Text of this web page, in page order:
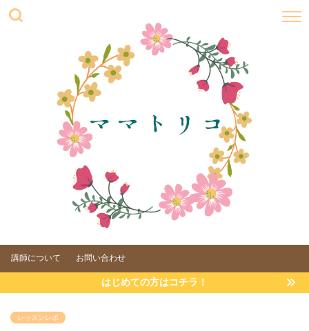
講師について お問い合わせ
はじめての方はコチラ！
レッスンレポ